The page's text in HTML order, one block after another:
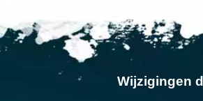
Wijzigingen